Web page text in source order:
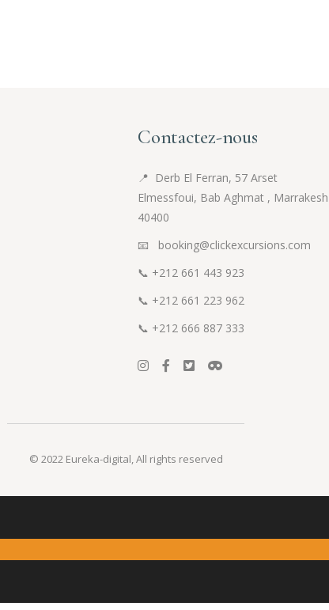
Contactez-nous
📍 Derb El Ferran, 57 Arset
Elmessfoui, Bab Aghmat , Marrakesh
40400
📧 booking@clickexcursions.com
📞 +212 661 443 923
📞 +212 661 223 962
📞 +212 666 887 333
© 2022 Eureka-digital,All rights reserved